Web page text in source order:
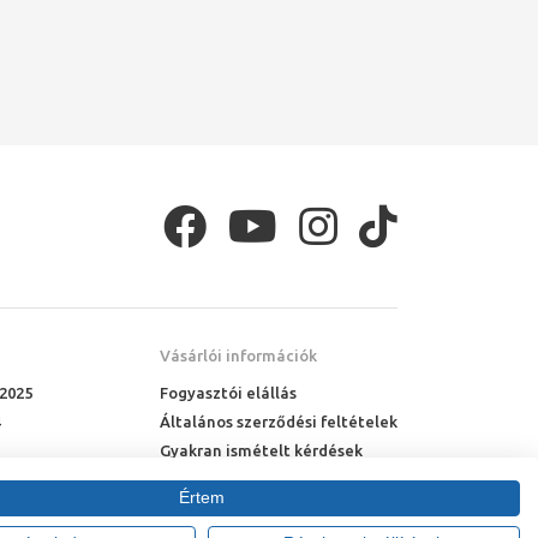
Vásárlói információk
Fogyasztói elállás
Általános szerződési feltételek
Gyakran ismételt kérdések
Online rendelés menete
Fizetési feltételek
Értem